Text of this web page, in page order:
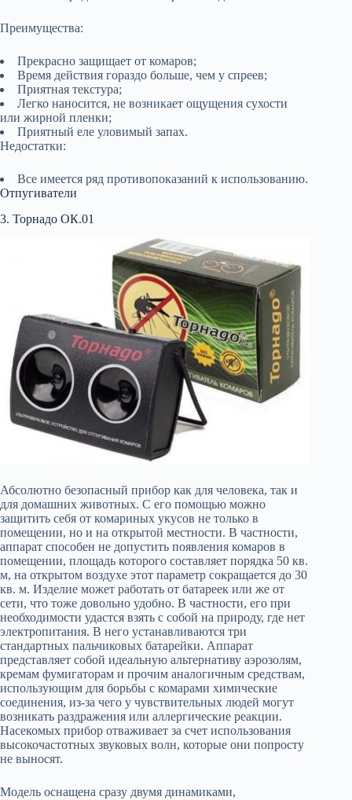
Преимущества:
Прекрасно защищает от комаров;
Время действия гораздо больше, чем у спреев;
Приятная текстура;
Легко наносится, не возникает ощущения сухости
или жирной пленки;
Приятный еле уловимый запах.
Недостатки:
Все имеется ряд противопоказаний к использованию.
Отпугиватели
3. Торнадо ОК.01
Абсолютно безопасный прибор как для человека, так и
для домашних животных. С его помощью можно
защитить себя от комариных укусов не только в
помещении, но и на открытой местности. В частности,
аппарат способен не допустить появления комаров в
помещении, площадь которого составляет порядка 50 кв.
м, на открытом воздухе этот параметр сокращается до 30
кв. м. Изделие может работать от батареек или же от
сети, что тоже довольно удобно. В частности, его при
необходимости удастся взять с собой на природу, где нет
электропитания. В него устанавливаются три
стандартных пальчиковых батарейки. Аппарат
представляет собой идеальную альтернативу аэрозолям,
кремам фумигаторам и прочим аналогичным средствам,
использующим для борьбы с комарами химические
соединения, из-за чего у чувствительных людей могут
возникать раздражения или аллергические реакции.
Насекомых прибор отваживает за счет использования
высокочастотных звуковых волн, которые они попросту
не выносят.
Модель оснащена сразу двумя динамиками,